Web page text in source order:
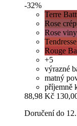
-32%
Terre
Rose
Rose
Tendresse
Rouge
+5
výrazné
matný
příjemně
88,98 Kč
Doručení do 12.